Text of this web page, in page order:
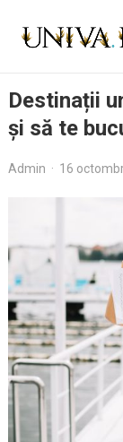
Destinații
și să te
Admin · 16